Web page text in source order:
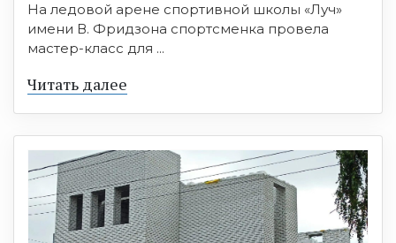
На ледовой арене спортивной школы «Луч»
имени В. Фридзона спортсменка провела
мастер-класс для ...
Читать далее